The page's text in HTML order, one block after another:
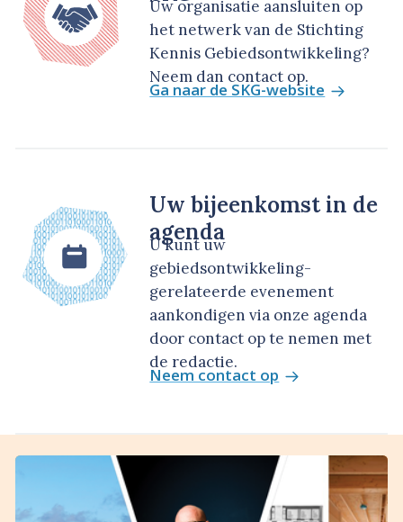
Uw organisatie aansluiten op
het netwerk van de Stichting
Kennis Gebiedsontwikkeling?
Neem dan contact op.
Ga naar de SKG-website
Uw bijeenkomst in de
agenda
U kunt uw
gebiedsontwikkeling-
gerelateerde evenement
aankondigen via onze agenda
door contact op te nemen met
de redactie.
Neem contact op